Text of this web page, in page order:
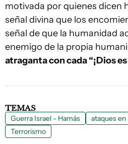
motivada por quienes dicen
señal divina que los
señal de que la humanidad
enemigo de la propia
atraganta con cada “¡Dios
TEMAS
Guerra Israel - Hamás
ataques
Terrorismo